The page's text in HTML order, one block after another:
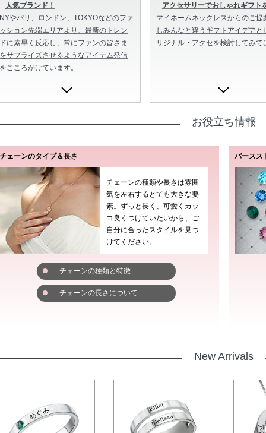
人気ブランド！
NYやパリ、ロンドン、TOKYOなどのファ
ッション先端エリアより、最新のトレン
ドに素早く反応し、常にファンの皆さま
をサプライズさせるようなアイテム発信
をこころがけています。
アクセサリーでおしゃれギフト
マイネームネックレスからのご提
しみんなと違うギフトアイデアと
リジナル・アクセを検討してみて
お役立ち情報
チェーンのタイプ＆長さ
チェーンの種類や長さは雰囲
気を左右するとても大きな要
素。ずっと長く、可愛くカッ
コ良くつけていたいから、ご
自分に合ったスタイルを見つ
けてください。
チェーンの種類と特徴
チェーンの長さについて
バースス
New Arrivals